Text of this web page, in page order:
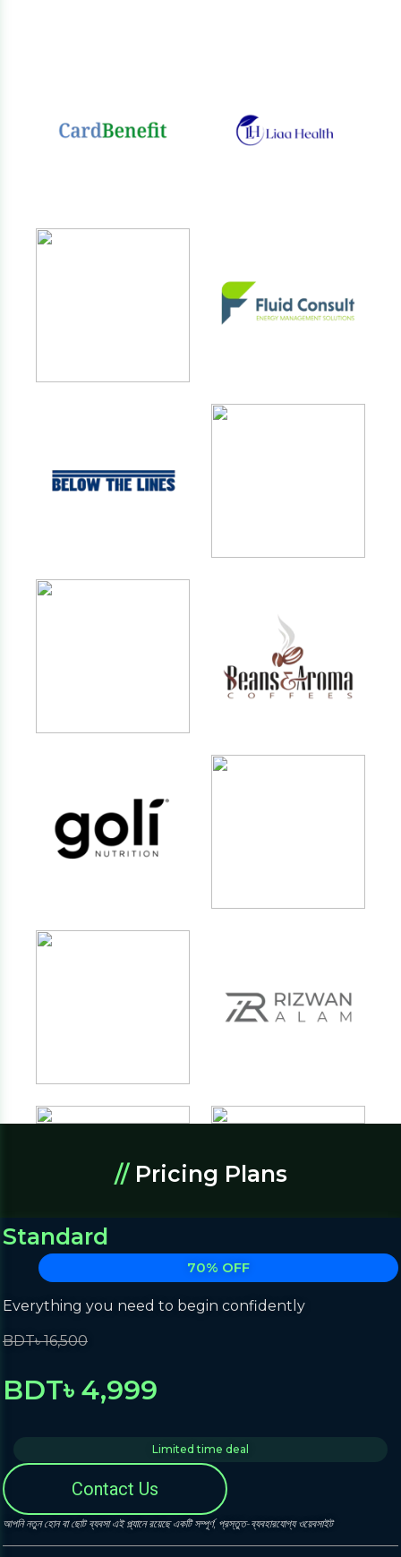
//Pricing Plans
Standard
70% OFF
Everything you need to begin confidently
BDT৳ 16,500
BDT৳ 4,999
Limited time deal
Contact Us
আপনি নতুন হোন বা ছোট ব্যবসা এই প্ল্যানে রয়েছে একটি সম্পূর্ণ, প্রস্তুত-ব্যবহারযোগ্য ওয়েবসাইট